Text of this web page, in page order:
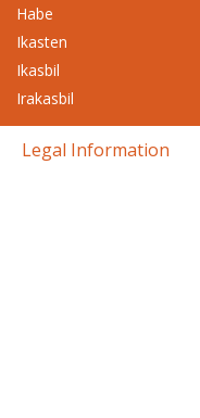
Habe
Ikasten
Ikasbil
Irakasbil
Legal Information